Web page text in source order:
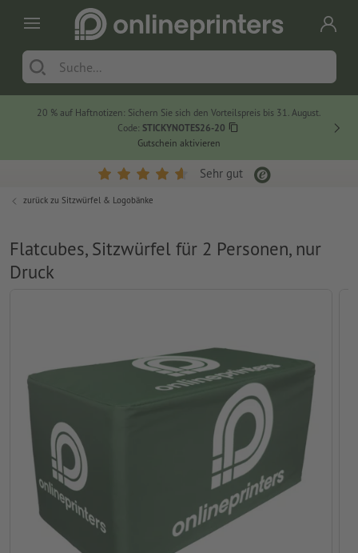
20 % auf Haftnotizen: Sichern Sie sich den Vorteilspreis bis 31. August.
Code: STICKYNOTES26-20
Gutschein aktivieren
Sehr gut
zurück zu Sitzwürfel & Logobänke
Flatcubes, Sitzwürfel für 2 Personen, nur
Druck